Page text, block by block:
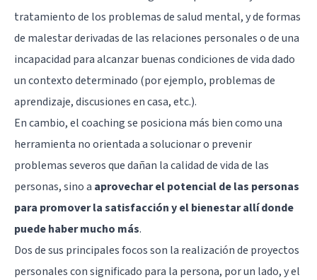
tratamiento de los problemas de salud mental, y de formas
de malestar derivadas de las relaciones personales o de una
incapacidad para alcanzar buenas condiciones de vida dado
un contexto determinado (por ejemplo, problemas de
aprendizaje, discusiones en casa, etc.).
En cambio, el coaching se posiciona más bien como una
herramienta no orientada a solucionar o prevenir
problemas severos que dañan la calidad de vida de las
personas, sino a aprovechar el potencial de las personas
para promover la satisfacción y el bienestar allí donde
puede haber mucho más.
Dos de sus principales focos son la realización de proyectos
personales con significado para la persona, por un lado, y el